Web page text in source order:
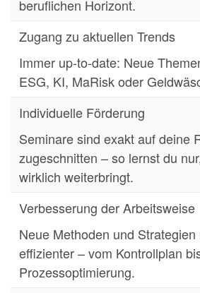
beruflichen Horizont.
Zugang zu aktuellen Trends
Immer up-to-date: Neue
ESG, KI, MaRisk oder
Individuelle Förderung
Seminare sind exakt auf deine
zugeschnitten – so lernst du
wirklich weiterbringt.
Verbesserung der Arbeitsweise
Neue Methoden und
effizienter – vom Kontrollplan
Prozessoptimierung.